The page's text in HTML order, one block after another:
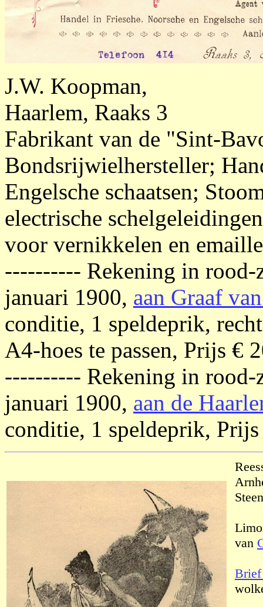
J.W. Koopman,
Haarlem, Raaks 3
Fabrikant van de "Sint-
Bondsrijwielhersteller;
Engelsche schaatsen;
electrische
voor vernikkelen en
---------- Rekening in
januari 1900, aan Graaf
conditie, 1 speldeprik,
A4-hoes te passen, Prijs €
---------- Rekening in
januari 1900, aan de
conditie, 1 speldeprik,
van